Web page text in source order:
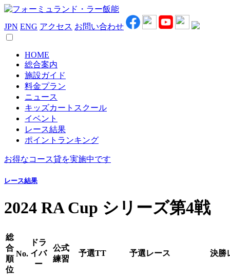
JPN ENG アクセス お問い合わせ
HOME
総合案内
施設ガイド
料金プラン
ニュース
キッズカートスクール
イベント
レース結果
ポイントランキング
お得なコース貸を実施中です
レース結果
2024 RA Cup シリーズ第4戦
総
合
順
位
No.
ドラ
イバ
ー
公式
練習
予選TT 予選レース 決勝